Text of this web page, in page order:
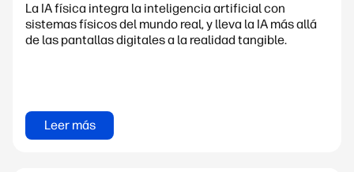
La IA física integra la inteligencia artificial con
sistemas físicos del mundo real, y lleva la IA más allá
de las pantallas digitales a la realidad tangible.
Leer más